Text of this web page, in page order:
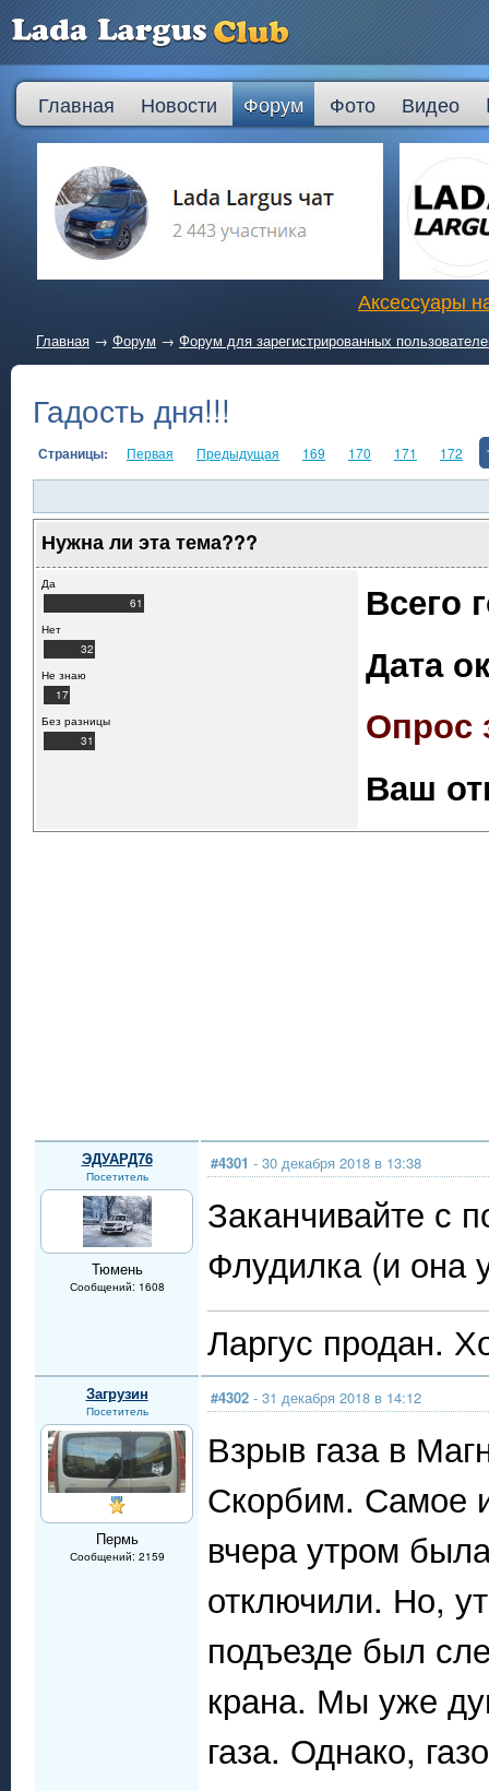
Главная Новости Форум Фото Видео
Аксессуары
Главная → Форум → Форум для зарегистрированных
Гадость дня!!!
Страницы: Первая Предыдущая 169 170 171 172
Нужна ли эта тема???
Да
61
Нет
32
Не знаю
17
Без разницы
31
Всего
Дата
Опрос
Ваш
ЭДУАРД76
Посетитель
Тюмень
Сообщений: 1608
#4301 - 30 декабря 2018 в 13:38
Заканчивайте с
Флудилка (и она
Ларгус продан.
Загрузин
Посетитель
Пермь
Сообщений: 2159
#4302 - 31 декабря 2018 в 14:12
Взрыв газа в
Скорбим. Самое
вчера утром
отключили. Но,
подъезде был
крана. Мы уже
газа. Однако,